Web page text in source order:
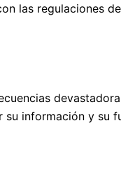
las regulaciones
su información y su